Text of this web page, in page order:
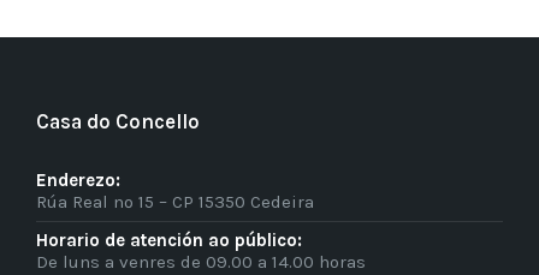
Casa do Concello
Enderezo:
Rúa Real nº 15 – CP 15350 Cedeira
Horario de atención ao público:
De luns a venres de 09.00 a 14.00 horas